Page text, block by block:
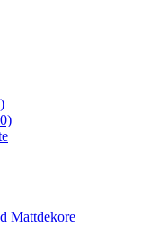
Mattdekore